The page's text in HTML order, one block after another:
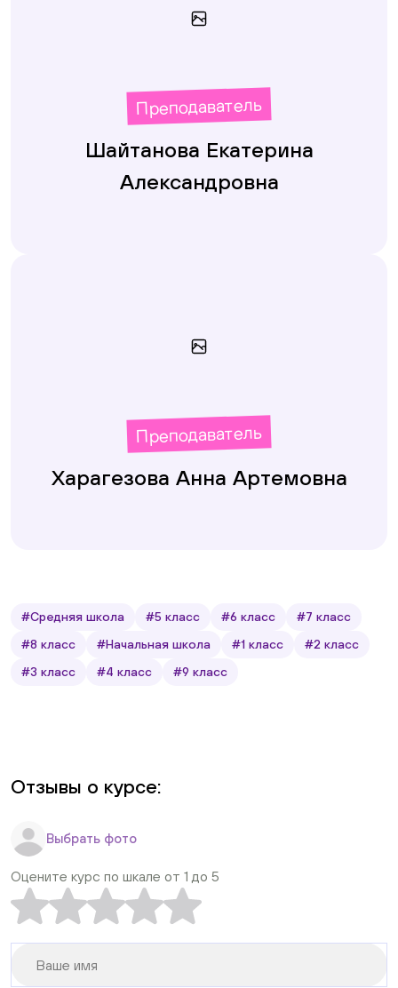
Преподаватель
Шайтанова Екатерина
Александровна
Преподаватель
Харагезова Анна Артемовна
#Средняя школа #5 класс #6 класс
#7 класс
#8 класс
#Начальная школа #1 класс
#2 класс
#3 класс
#4 класс #9 класс
Отзывы о курсе:
Выбрать фото
Оцените курс по шкале от 1 до 5